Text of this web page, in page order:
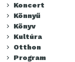
Koncert
Könnyű
Könyv
Kultúra
Otthon
Program